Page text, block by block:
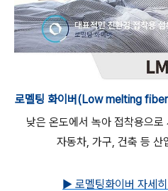
로멜팅 화이버(Low melting
낮은 온도에서 녹아 접착용으
자동차, 가구, 건축 등 산
▶ 로멜팅화이버 자세